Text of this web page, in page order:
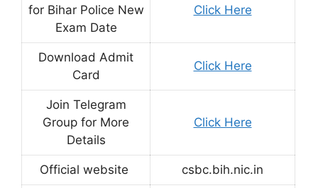
for Bihar Police New
Exam Date
Click Here
Download Admit
Card
Click Here
Join Telegram
Group for More
Details
Click Here
Official website csbc.bih.nic.in